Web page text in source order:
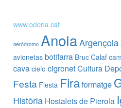
www.odena.cat
aeródromo AnoiaArgençola
avionetas botifarra Bruc Calaf
cava cielo cigronetCultura
Festa Fiesta Firaformatge
Història Hostalets de Pierola